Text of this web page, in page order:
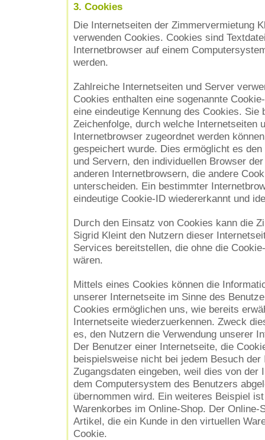
3. Cookies
Die Internetseiten der Zimmervermietung
verwenden Cookies. Cookies sind
Internetbrowser auf einem
werden.
Zahlreiche Internetseiten und Server
Cookies enthalten eine sogenannte
eine eindeutige Kennung des Cookies. Sie
Zeichenfolge, durch welche Internetseiten
Internetbrowser zugeordnet werden
gespeichert wurde. Dies ermöglicht es
und Servern, den individuellen Browser
anderen Internetbrowsern, die andere
unterscheiden. Ein bestimmter
eindeutige Cookie-ID wiedererkannt und
Durch den Einsatz von Cookies kann die
Sigrid Kleint den Nutzern dieser
Services bereitstellen, die ohne die
wären.
Mittels eines Cookies können die
unserer Internetseite im Sinne des
Cookies ermöglichen uns, wie bereits
Internetseite wiederzuerkennen. Zweck
es, den Nutzern die Verwendung unserer
Der Benutzer einer Internetseite, die
beispielsweise nicht bei jedem Besuch
Zugangsdaten eingeben, weil dies von der
dem Computersystem des Benutzers
übernommen wird. Ein weiteres Beispiel
Warenkorbes im Online-Shop. Der Online-
Artikel, die ein Kunde in den virtuellen
Cookie.